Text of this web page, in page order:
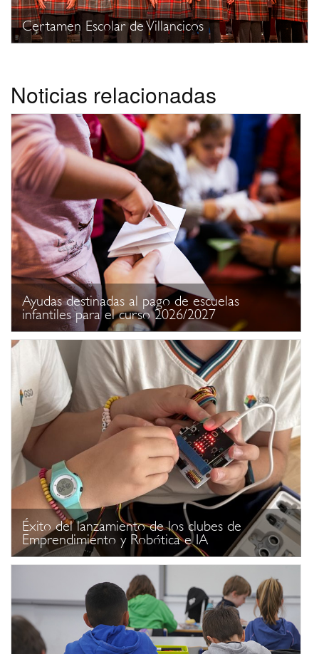
Certamen Escolar de Villancicos
Noticias relacionadas
Ayudas destinadas al pago de escuelas
infantiles para el curso 2026/2027
Éxito del lanzamiento de los clubes de
Emprendimiento y Robótica e IA